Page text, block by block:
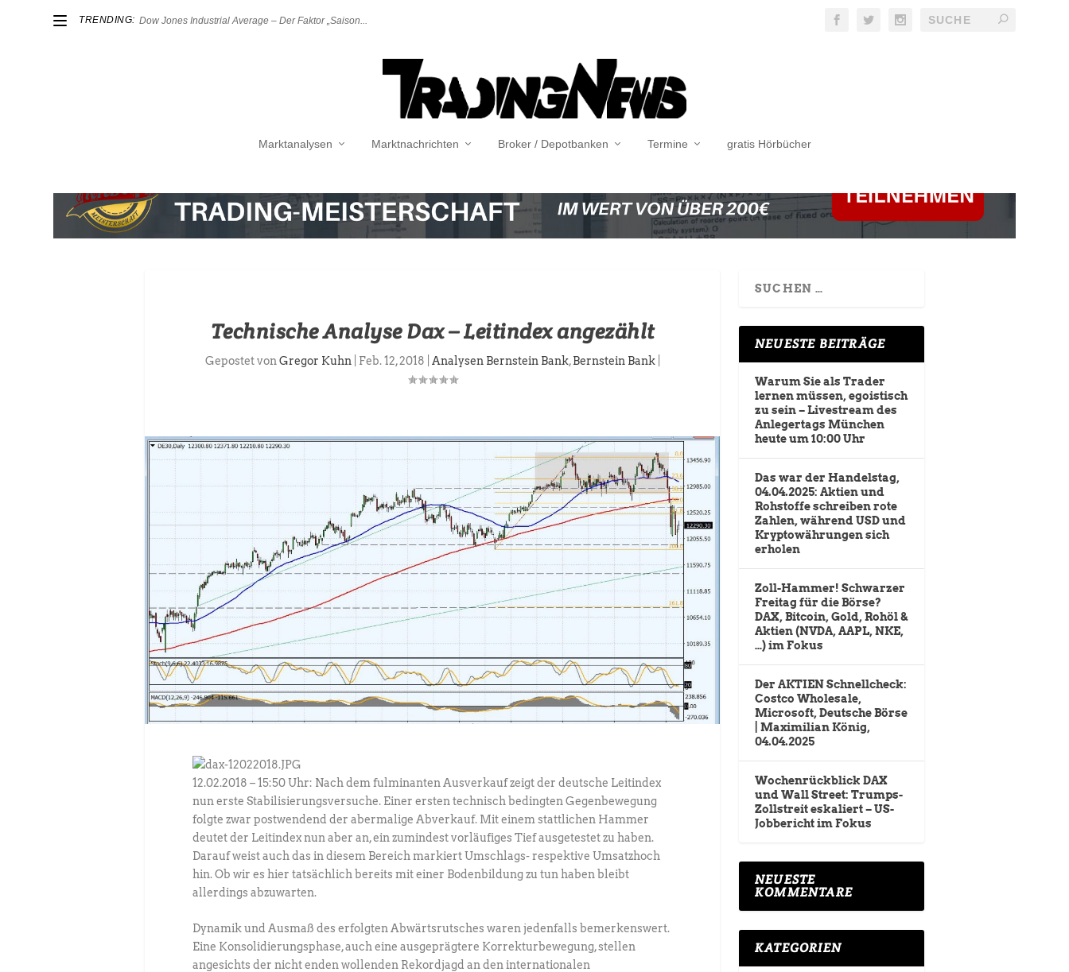
TRENDING: Dow Jones Industrial Average – Der Faktor „Saison...
Marktanalysen Marktnachrichten Broker / Depotbanken Termine gratis Hörbücher
Technische Analyse Dax – Leitindex angezählt
Gepostet von Gregor Kuhn Feb. 12, 2018 Analysen Bernstein Bank,Bernstein Bank|
12.02.2018 – 15:50 Uhr: Nach dem fulminanten Ausverkauf zeigt der deutsche Leitindex
nun erste Stabilisierungsversuche. Einer ersten technisch bedingten Gegenbewegung
folgte zwar postwendend der abermalige Abverkauf. Mit einem stattlichen Hammer
deutet der Leitindex nun aber an, ein zumindest vorläufiges Tief ausgetestet zu haben.
Darauf weist auch das in diesem Bereich markiert Umschlags- respektive Umsatzhoch
hin. Ob wir es hier tatsächlich bereits mit einer Bodenbildung zu tun haben bleibt
allerdings abzuwarten.
Dynamik und Ausmaß des erfolgten Abwärtsrutsches waren jedenfalls bemerkenswert.
Eine Konsolidierungsphase, auch eine ausgeprägtere Korrekturbewegung, stellen
angesichts der nicht enden wollenden Rekordjagd an den internationalen
NEUESTE BEITRÄGE
Warum Sie als Trader
lernen müssen, egoistisch
zu sein – Livestream des
Anlegertags München
heute um 10:00 Uhr
Das war der Handelstag,
04.04.2025: Aktien und
Rohstoffe schreiben rote
Zahlen, während USD und
Kryptowährungen sich
erholen
Zoll-Hammer! Schwarzer
Freitag für die Börse?
DAX, Bitcoin, Gold, Rohöl &
Aktien (NVDA, AAPL, NKE,
…) im Fokus
Der AKTIEN Schnellcheck:
Costco Wholesale,
Microsoft, Deutsche Börse
| Maximilian König,
04.04.2025
Wochenrückblick DAX
und Wall Street: Trumps-
Zollstreit eskaliert – US-
Jobbericht im Fokus
NEUESTE
KOMMENTARE
KATEGORIEN